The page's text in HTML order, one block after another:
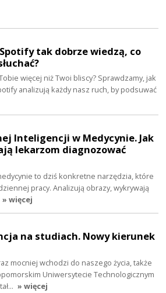
tak dobrze wiedzą, co
więcej niż Twoi bliscy? Sprawdzamy, jak
analizują każdy nasz ruch, by podsuwać
Inteligencji w Medycynie. Jak
lekarzom diagnozować
to dziś konkretne narzędzia, które
pracy. Analizują obrazy, wykrywają
» więcej
na studiach. Nowy kierunek
mocniej wchodzi do naszego życia, także
Uniwersytecie Technologicznym
» więcej